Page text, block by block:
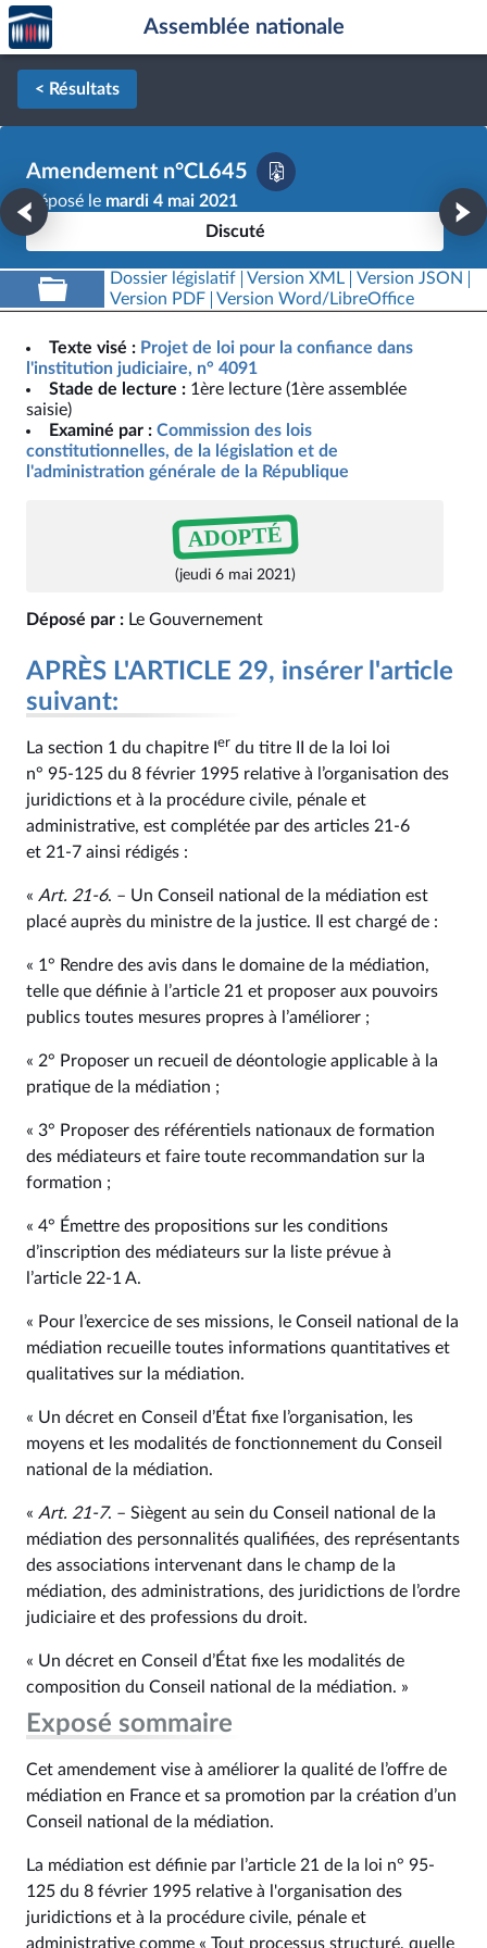
Aller au contenu
Aller en bas de la page
Accèder
à la
page
d'accueil
Assemblée nationale
< Résultats
Amendement n°CL645
Déposé le mardi 4 mai 2021
Discuté
Dossier législatif Version XML
Version JSON
Version PDF
Version Word/LibreOffice
Texte visé : Projet de loi pour la confiance dans
l'institution judiciaire, n° 4091
Stade de lecture : 1ère lecture (1ère assemblée
saisie)
Examiné par : Commission des lois
constitutionnelles, de la législation et de
l'administration générale de la République
ADOPTÉ
(jeudi 6 mai 2021)
Déposé par : Le Gouvernement
APRÈS L'ARTICLE 29, insérer l'article
suivant:
La section 1 du chapitre I er du titre II de la loi loi
n° 95‑125 du 8 février 1995 relative à l’organisation des
juridictions et à la procédure civile, pénale et
administrative, est complétée par des articles 21‑6
et 21‑7 ainsi rédigés :
« Art. 21‑6. – Un Conseil national de la médiation est
placé auprès du ministre de la justice. Il est chargé de :
« 1° Rendre des avis dans le domaine de la médiation,
telle que définie à l’article 21 et proposer aux pouvoirs
publics toutes mesures propres à l’améliorer ;
« 2° Proposer un recueil de déontologie applicable à la
pratique de la médiation ;
« 3° Proposer des référentiels nationaux de formation
des médiateurs et faire toute recommandation sur la
formation ;
« 4° Émettre des propositions sur les conditions
d’inscription des médiateurs sur la liste prévue à
l’article 22‑1 A.
« Pour l’exercice de ses missions, le Conseil national de la
médiation recueille toutes informations quantitatives et
qualitatives sur la médiation.
« Un décret en Conseil d’État fixe l’organisation, les
moyens et les modalités de fonctionnement du Conseil
national de la médiation.
« Art. 21‑7. – Siègent au sein du Conseil national de la
médiation des personnalités qualifiées, des représentants
des associations intervenant dans le champ de la
médiation, des administrations, des juridictions de l’ordre
judiciaire et des professions du droit.
« Un décret en Conseil d’État fixe les modalités de
composition du Conseil national de la médiation. »
Exposé sommaire
Cet amendement vise à améliorer la qualité de l’offre de
médiation en France et sa promotion par la création d’un
Conseil national de la médiation.
La médiation est définie par l’article 21 de la loi n° 95-
125 du 8 février 1995 relative à l'organisation des
juridictions et à la procédure civile, pénale et
administrative comme « Tout processus structuré, quelle